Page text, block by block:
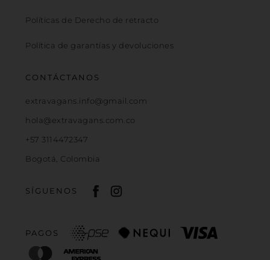
Políticas de Derecho de retracto
Política de garantías y devoluciones
CONTÁCTANOS
extravagans.info@gmail.com
hola@extravagans.com.co
+57 3114472347
Bogotá, Colombia
SÍGUENOS
PAGOS